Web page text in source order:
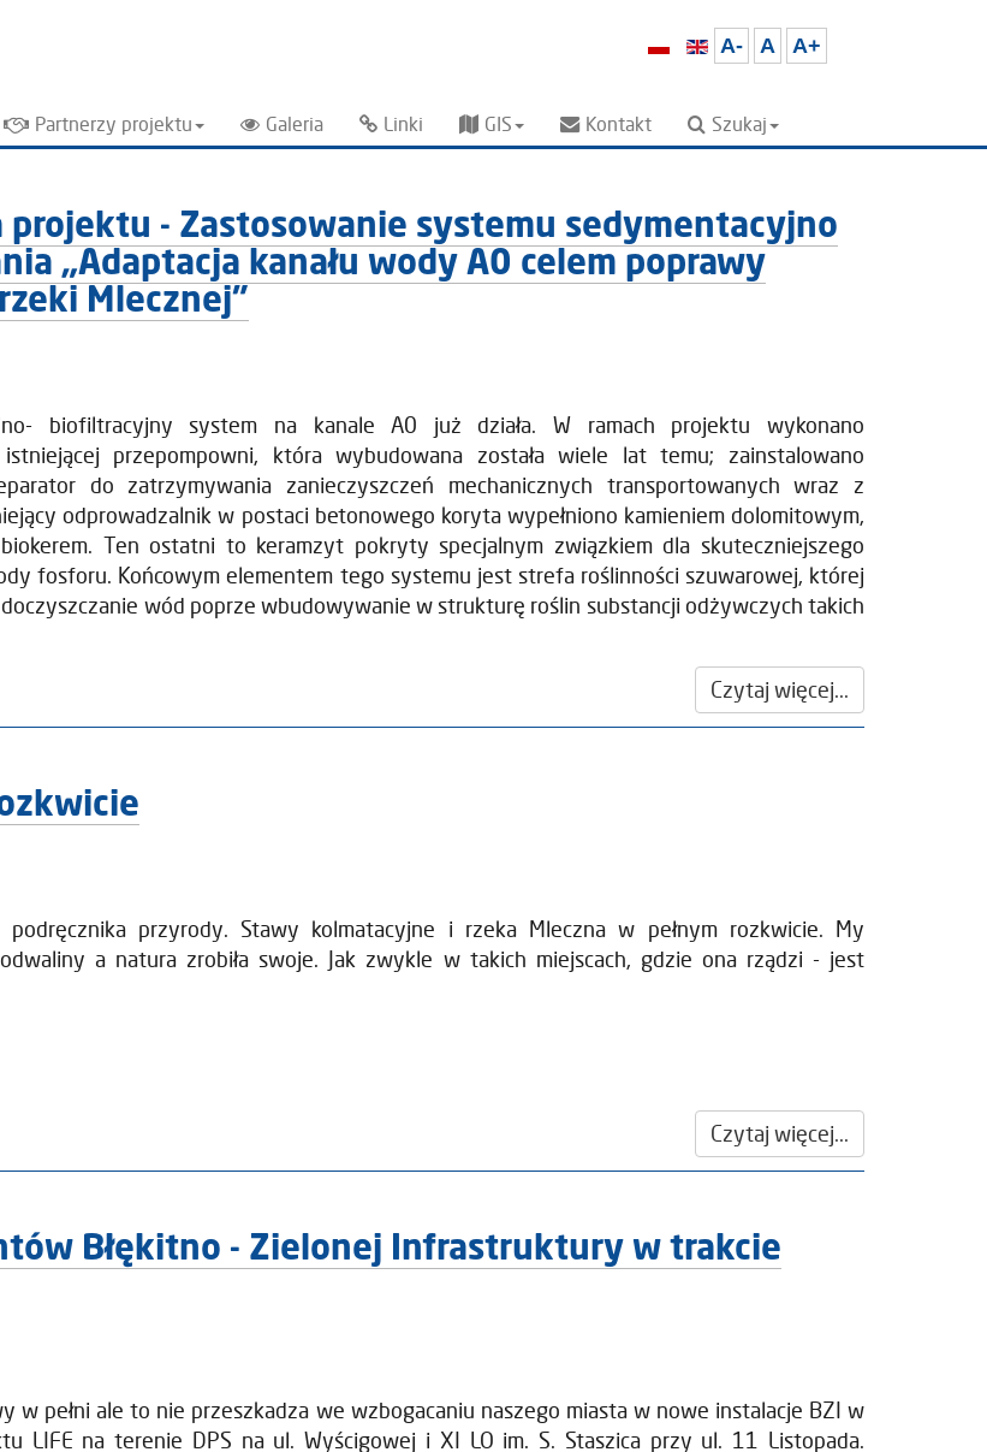
A- A A+
Partnerzy projektu Galeria Linki GIS Kontakt Szukaj
- Zastosowanie systemu sedymentacyjno
„Adaptacja kanału wody A0 celem poprawy
Mlecznej”
biofiltracyjny system na kanale A0 już działa. W ramach projektu wykonano
istniejącej przepompowni, która wybudowana została wiele lat temu; zainstalowano
do zatrzymywania zanieczyszczeń mechanicznych transportowanych wraz z
odprowadzalnik w postaci betonowego koryta wypełniono kamieniem dolomitowym,
Ten ostatni to keramzyt pokryty specjalnym związkiem dla skuteczniejszego
fosforu. Końcowym elementem tego systemu jest strefa roślinności szuwarowej, której
wód poprze wbudowywanie w strukturę roślin substancji odżywczych takich
Czytaj więcej...
przyrody. Stawy kolmatacyjne i rzeka Mleczna w pełnym rozkwicie. My
a natura zrobiła swoje. Jak zwykle w takich miejscach, gdzie ona rządzi - jest
Czytaj więcej...
Błękitno - Zielonej Infrastruktury w trakcie
w pełni ale to nie przeszkadza we wzbogacaniu naszego miasta w nowe instalacje BZI w
LIFE na terenie DPS na ul. Wyścigowej i XI LO im. S. Staszica przy ul. 11 Listopada.